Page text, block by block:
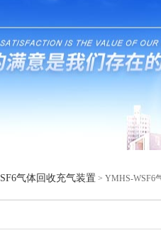
SF6气体回收充气装置 > YMHS-WSF6